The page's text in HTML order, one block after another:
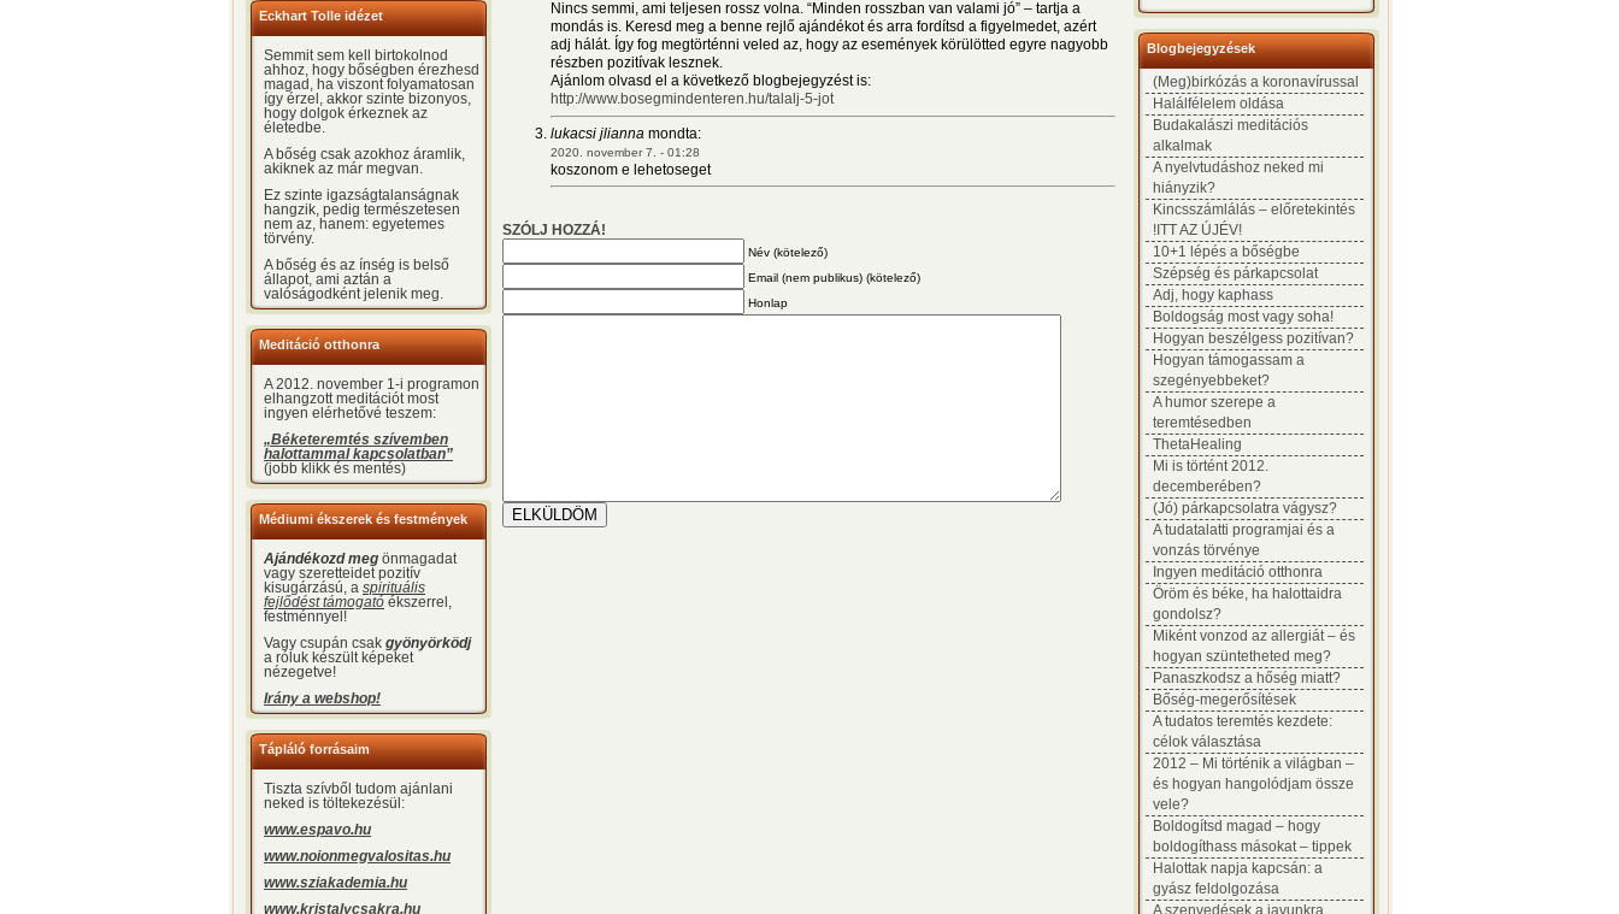
Eckhart Tolle idézet
Semmit sem kell birtokolnod
ahhoz, hogy bőségben érezhesd
magad, ha viszont folyamatosan
így érzel, akkor szinte bizonyos,
hogy dolgok érkeznek az
életedbe.
A bőség csak azokhoz áramlik,
akiknek az már megvan.
Ez szinte igazságtalanságnak
hangzik, pedig természetesen
nem az, hanem: egyetemes
törvény.
A bőség és az ínség is belső
állapot, ami aztán a
valóságodként jelenik meg.
Meditáció otthonra
A 2012. november 1-i programon
elhangzott meditációt most
ingyen elérhetővé teszem:
„Béketeremtés szívemben
halottammal kapcsolatban”
(jobb klikk és mentés)
Médiumi ékszerek és festmények
Ajándékozd meg önmagadat
vagy szeretteidet pozitív
kisugárzású, a spirituális
fejlődést támogató ékszerrel,
festménnyel!
Vagy csupán csak gyönyörködj
a róluk készült képeket
nézegetve!
Irány a webshop!
Tápláló forrásaim
Tiszta szívből tudom ajánlani
neked is töltekezésül:
www.espavo.hu
www.noionmegvalositas.hu
www.sziakademia.hu
www.kristalycsakra.hu
Nincs semmi, ami teljesen rossz volna. “Minden rosszban van valami jó” – tartja a
mondás is. Keresd meg a benne rejlő ajándékot és arra fordítsd a figyelmedet, azért
adj hálát. Így fog megtörténni veled az, hogy az események körülötted egyre nagyobb
részben pozitívak lesznek.
Ajánlom olvasd el a következő blogbejegyzést is:
http://www.bosegmindenteren.hu/talalj-5-jot
lukacsi jlianna mondta:
2020. november 7. - 01:28
koszonom e lehetoseget
SZÓLJ HOZZÁ!
Név (kötelező)
Email (nem publikus) (kötelező)
Honlap
Blogbejegyzések
(Meg)birkózás a koronavírussal
Halálfélelem oldása
Budakalászi meditációs
alkalmak
A nyelvtudáshoz neked mi
hiányzik?
Kincsszámlálás – előretekintés
!ITT AZ ÚJÉV!
10+1 lépés a bőségbe
Szépség és párkapcsolat
Adj, hogy kaphass
Boldogság most vagy soha!
Hogyan beszélgess pozitívan?
Hogyan támogassam a
szegényebbeket?
A humor szerepe a
teremtésedben
ThetaHealing
Mi is történt 2012.
decemberében?
(Jó) párkapcsolatra vágysz?
A tudatalatti programjai és a
vonzás törvénye
Ingyen meditáció otthonra
Öröm és béke, ha halottaidra
gondolsz?
Miként vonzod az allergiát – és
hogyan szüntetheted meg?
Panaszkodsz a hőség miatt?
Bőség-megerősítések
A tudatos teremtés kezdete:
célok választása
2012 – Mi történik a világban –
és hogyan hangolódjam össze
vele?
Boldogítsd magad – hogy
boldogíthass másokat – tippek
Halottak napja kapcsán: a
gyász feldolgozása
A szenvedések a javunkra